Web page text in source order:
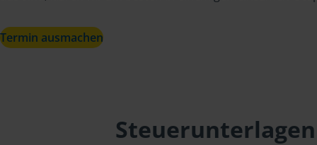
Termin ausmachen